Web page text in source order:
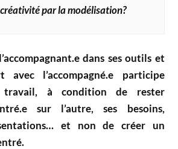
par la modélisation?
dans ses outils et
l’accompagné.e participe
travail, à condition de rester
sur l’autre, ses besoins,
et non de créer un